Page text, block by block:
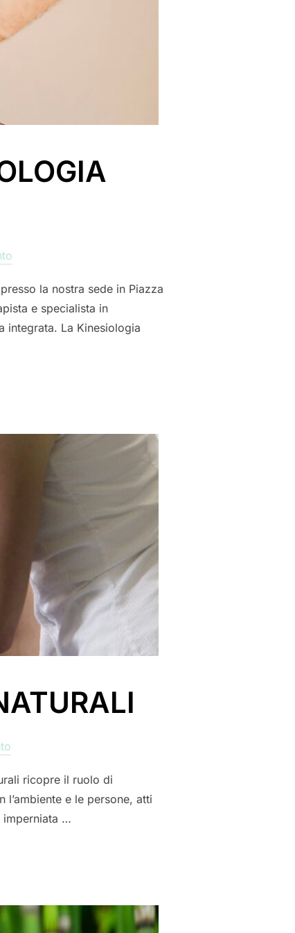
la nostra sede in Piazza
e specialista in
integrata. La Kinesiologia
ricopre il ruolo di
e le persone, atti
imperniata …